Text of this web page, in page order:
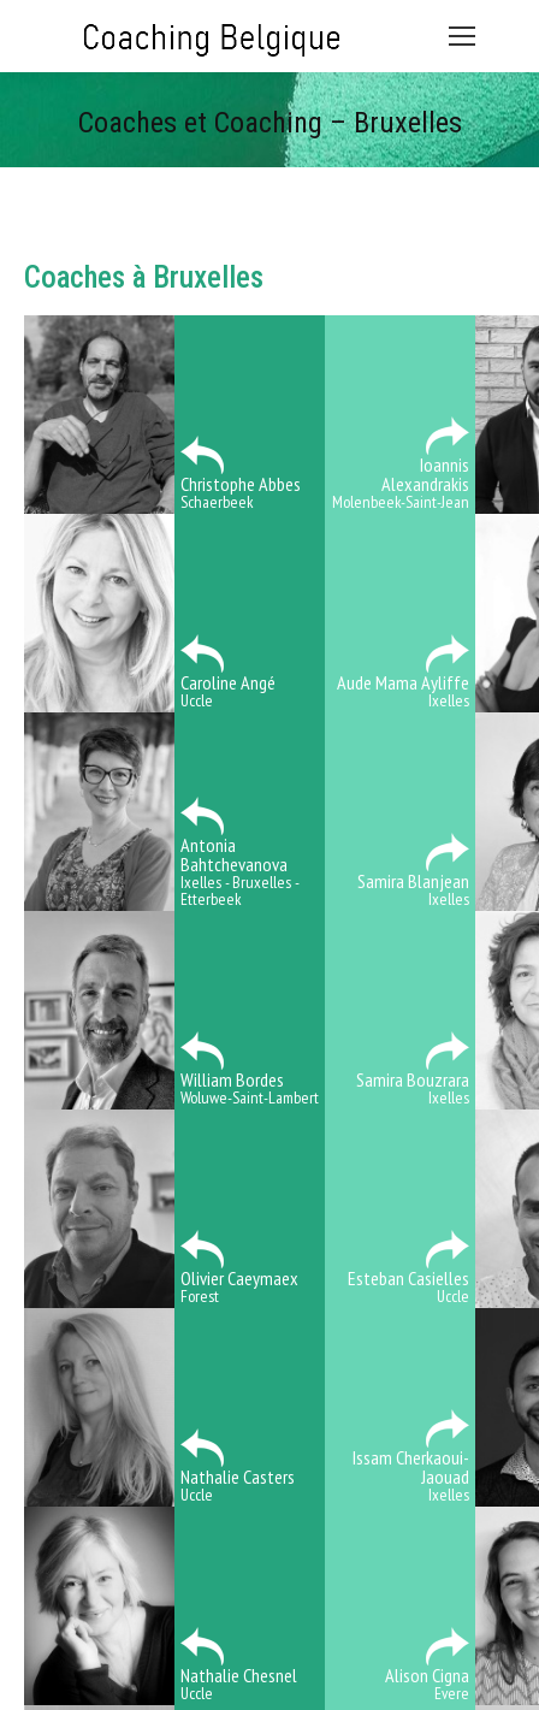
Coaches et Coaching – Bruxelles
Vous êtes ici :
Coaches à Bruxelles
Christophe Abbes
Schaerbeek
Ioannis
Alexandrakis
Molenbeek-Saint-Jean
Caroline Angé
Uccle
Aude Mama Ayliffe
Ixelles
Antonia
Bahtchevanova
Ixelles - Bruxelles -
Etterbeek
Samira Blanjean
Ixelles
William Bordes
Woluwe-Saint-Lambert
Samira Bouzrara
Ixelles
Olivier Caeymaex
Forest
Esteban Casielles
Uccle
Nathalie Casters
Uccle
Issam Cherkaoui-
Jaouad
Ixelles
Nathalie Chesnel
Uccle
Alison Cigna
Evere